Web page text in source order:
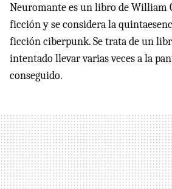
Neuromante es un libro de William
ficción y se considera la
ficción ciberpunk. Se trata de un
intentado llevar varias veces a la
conseguido.